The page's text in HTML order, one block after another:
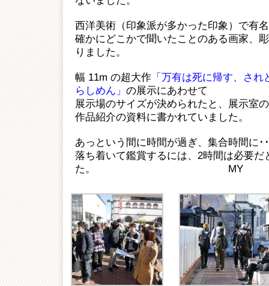
西洋美術（印象派が多かった印象）で有
確かにどこかで聞いたことのある画家、
りました。
幅 11m の超大作 「万有は死に帰す、さ
らしめん」 の展示にあわせて
展示場のサイズが決められたと、展示室
作品紹介の資料に書かれていました。
あっという間に時間が過ぎ、集合時間に･
落ち着いて鑑賞するには、2時間は必要だ
た。 MY